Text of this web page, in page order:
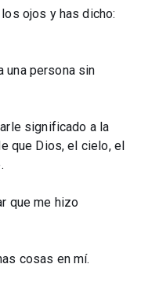
ojos y has dicho:
una persona sin
significado a la
que Dios, el cielo, el
que me hizo
cosas en mí.